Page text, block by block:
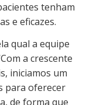
tenham
e eficazes.
qual a equipe
a crescente
iniciamos um
para oferecer
de forma que